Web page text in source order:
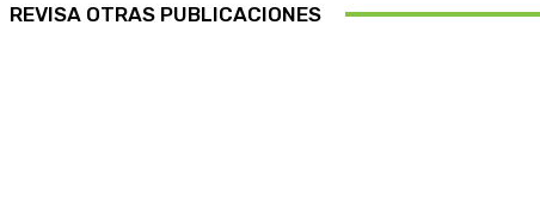
REVISA OTRAS PUBLICACIONES